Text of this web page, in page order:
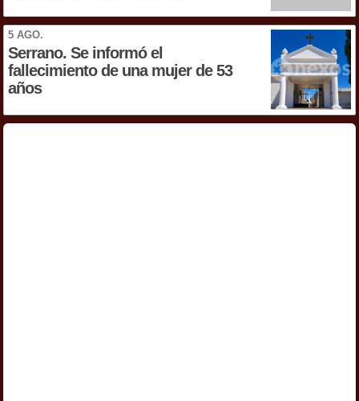
5 AGO.
Serrano. Se informó el
fallecimiento de una mujer de 53
años